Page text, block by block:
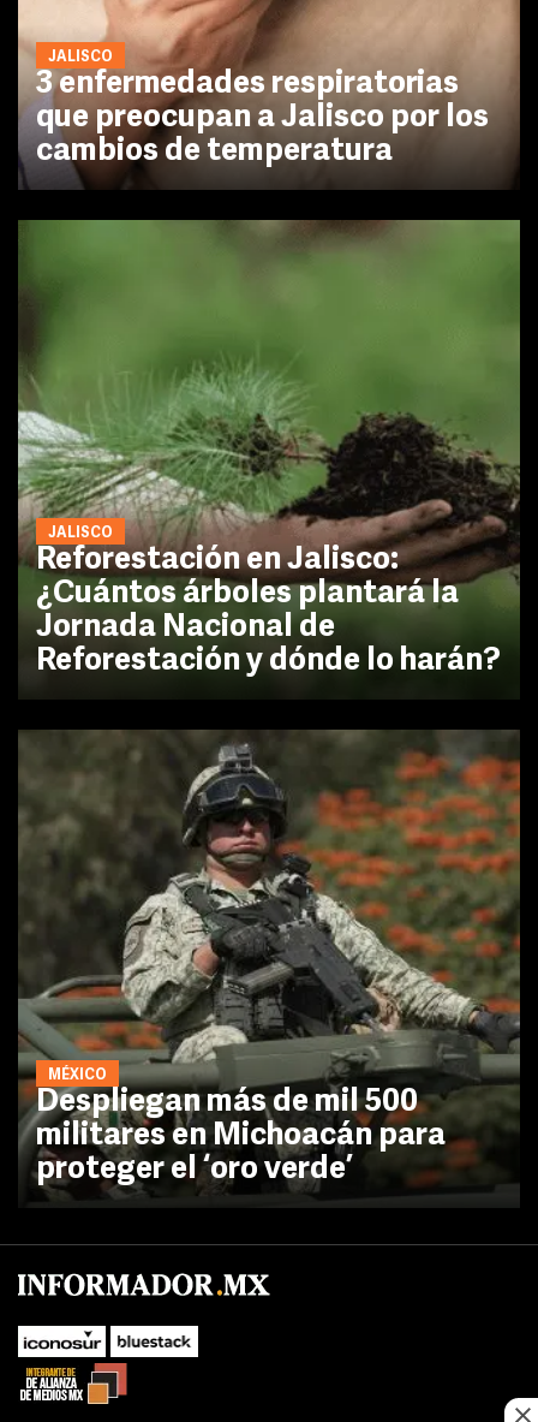
JALISCO
3 enfermedades respiratorias
que preocupan a Jalisco por los
cambios de temperatura
JALISCO
Reforestación en Jalisco:
¿Cuántos árboles plantará la
Jornada Nacional de
Reforestación y dónde lo harán?
MÉXICO
Despliegan más de mil 500
militares en Michoacán para
proteger el ‘oro verde’